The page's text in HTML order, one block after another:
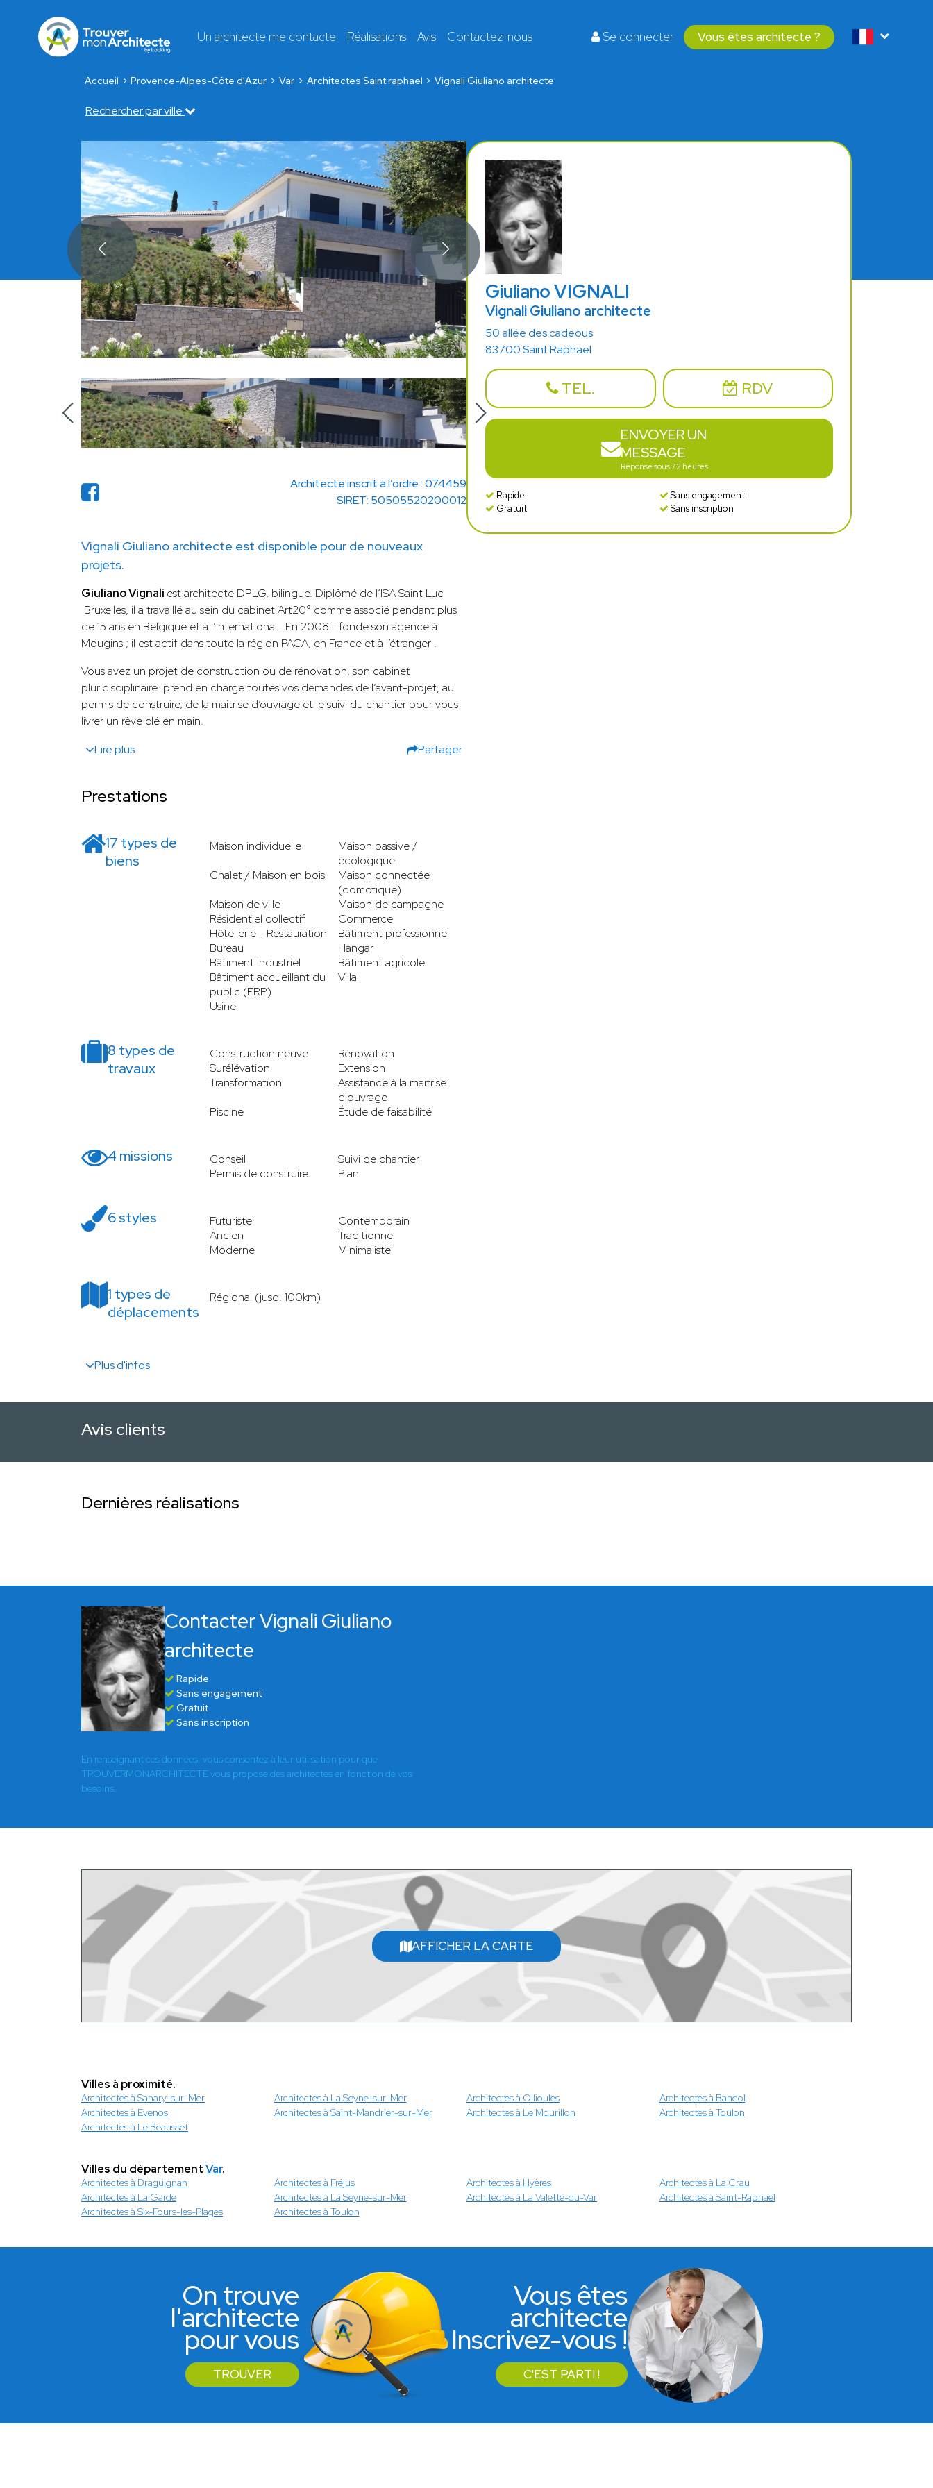
Un architecte me contacte Réalisations Avis Contactez-nous Se connecter Vous êtes architecte ?
Accueil Provence-Alpes-Côte d'Azur Var Architectes Saint raphael Vignali Giuliano architecte
Rechercher par ville
Architecte inscrit à l’ordre : 074459
SIRET: 50505520200012
Vignali Giuliano architecte est disponible pour de nouveaux
projets.
Giuliano Vignali est architecte DPLG, bilingue. Diplômé de l’ISA Saint Luc
Bruxelles, il a travaillé au sein du cabinet Art20° comme associé pendant plus
de 15 ans en Belgique et à l’international. En 2008 il fonde son agence à
Mougins ; il est actif dans toute la région PACA, en France et à l’étranger .
Vous avez un projet de construction ou de rénovation, son cabinet
pluridisciplinaire prend en charge toutes vos demandes de l’avant-projet, au
permis de construire, de la maitrise d’ouvrage et le suivi du chantier pour vous
livrer un rêve clé en main.
Lire plus
Partager
Prestations
17 types de
biens
Maison individuelle
Maison passive /
écologique
Chalet / Maison en bois
Maison connectée
(domotique)
Maison de ville
Maison de campagne
Résidentiel collectif
Commerce
Hôtellerie - Restauration
Bâtiment professionnel
Bureau
Hangar
Bâtiment industriel
Bâtiment agricole
Bâtiment accueillant du
public (ERP)
Villa
Usine
8 types de
travaux
Construction neuve
Rénovation
Surélévation
Extension
Transformation
Assistance à la maitrise
d'ouvrage
Piscine
Étude de faisabilité
4 missions Conseil
Suivi de chantier
Permis de construire
Plan
6 styles Futuriste
Contemporain
Ancien
Traditionnel
Moderne
Minimaliste
1 types de
déplacements
Régional (jusq. 100km)
Plus d'infos
Avis clients
Dernières réalisations
Giuliano VIGNALI
Vignali Giuliano architecte
50 allée des cadeous
83700 Saint Raphael
TEL. RDV
ENVOYER UN
MESSAGE
Réponse sous 72 heures
Rapide
Sans engagement
Gratuit
Sans inscription
Contacter Vignali Giuliano
architecte
Rapide
Sans engagement
Gratuit
Sans inscription
En renseignant ces données, vous consentez à leur utilisation pour que
TROUVERMONARCHITECTE vous propose des architectes en fonction de vos
besoins.
AFFICHER LA CARTE
Villes à proximité.
Architectes à Sanary-sur-Mer Architectes à La Seyne-sur-Mer Architectes à Ollioules
Architectes à Bandol
Architectes à Evenos
Architectes à Saint-Mandrier-sur-Mer Architectes à Le Mourillon
Architectes à Toulon
Architectes à Le Beausset
Villes du départementVar.
Architectes à Draguignan Architectes à Fréjus Architectes à Hyères
Architectes à La Crau
Architectes à La Garde
Architectes à La Seyne-sur-Mer Architectes à La Valette-du-Var
Architectes à Saint-Raphaël
Architectes à Six-Fours-les-Plages
Architectes à Toulon
On trouve
l'architecte
pour vous
TROUVER
Vous êtes
architecte
Inscrivez-vous !
C'EST PARTI !